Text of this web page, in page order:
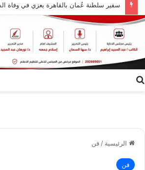
الرئيسية / فن
فن